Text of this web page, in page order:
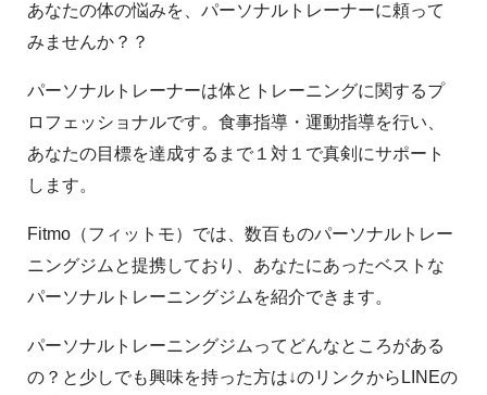
あなたの体の悩みを、パーソナルトレーナーに頼って
みませんか？？
パーソナルトレーナーは体とトレーニングに関するプ
ロフェッショナルです。食事指導・運動指導を行い、
あなたの目標を達成するまで１対１で真剣にサポート
します。
Fitmo（フィットモ）では、数百ものパーソナルトレー
ニングジムと提携しており、あなたにあったベストな
パーソナルトレーニングジムを紹介できます。
パーソナルトレーニングジムってどんなところがある
の？と少しでも興味を持った方は↓のリンクからLINEの